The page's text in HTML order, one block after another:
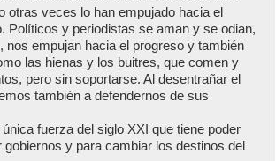
otras veces lo han empujado hacia el
Políticos y periodistas se aman y se odian,
nos empujan hacia el progreso y también
las hienas y los buitres, que comen y
pero sin soportarse. Al desentrañar el
también a defendernos de sus
fuerza del siglo XXI que tiene poder
gobiernos y para cambiar los destinos del